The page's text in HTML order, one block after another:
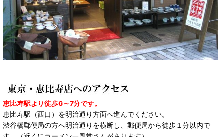
恵比寿駅より徒歩6～7分です。
恵比寿駅（西口）を明治通り方面へ進んでください。
渋谷橋郵便局の方へ明治通りを横断し、郵便局から徒歩１分以内で